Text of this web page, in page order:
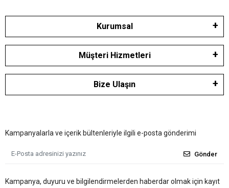
Kurumsal
Müşteri Hizmetleri
Bize Ulaşın
Kampanyalarla ve içerik bültenleriyle ilgili e-posta gönderimi
Gönder
Kampanya, duyuru ve bilgilendirmelerden haberdar olmak için kayıt